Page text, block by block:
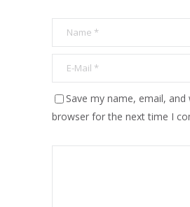
Save my name, email, and
browser for the next time I